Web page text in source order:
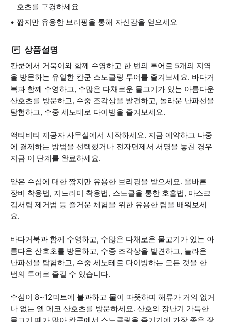
호초를 구경하세요
짧지만 유용한 브리핑을 통해 자신감을 얻으세요
상품설명
칸쿤에서 거북이와 함께 수영하고 한 번의 투어로 5개의 지역
을 방문하는 유일한 칸쿤 스노클링 투어를 즐겨보세요. 바다거
북과 함께 수영하고, 수많은 다채로운 물고기가 있는 아름다운
산호초를 방문하고, 수중 조각상을 발견하고, 놀라운 난파선을
탐험하고, 수중 세노테로 다이빙을 즐겨보세요.
액티비티 제공자 사무실에서 시작하세요. 지금 예약하고 나중
에 결제하는 방법을 선택했거나 전자면제서 서명을 놓친 경우
지금 이 단계를 완료하세요.
얕은 수심에 대한 짧지만 유용한 브리핑을 받으세요. 올바른
장비 착용법, 지느러미 착용법, 스노클을 통한 호흡법, 마스크
김서림 제거법 등 즐거운 체험을 위한 유용한 팁을 배워보세
요.
바다거북과 함께 수영하고, 수많은 다채로운 물고기가 있는 아
름다운 산호초를 방문하고, 수중 조각상을 발견하고, 놀라운
난파선을 탐험하고, 수중 세노테로 다이빙하는 모든 것을 한
번의 투어로 즐길 수 있습니다.
수심이 8~12피트에 불과하고 물이 따뜻하며 해류가 거의 없거
나 없는 엘 메코 산호초를 방문하세요. 산호와 장난기 가득한